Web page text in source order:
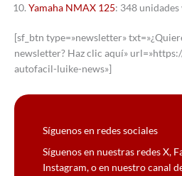
Yamaha NMAX 125: 348 unidades
[sf_btn type=»newsletter»
newsletter? Haz clic aquí»
autofacil-luike-news»]
Síguenos en redes sociales
Síguenos en nuestras redes X,
Instagram, o en nuestro canal